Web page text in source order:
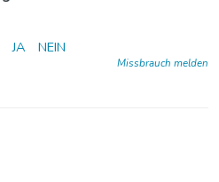
JA NEIN
Missbrauch melden